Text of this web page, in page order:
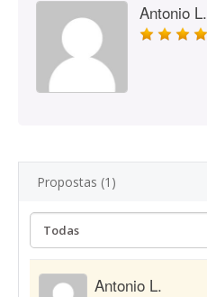
Antonio L.
Propostas (1)
Antonio L.